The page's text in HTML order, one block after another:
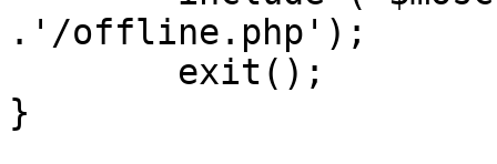
.'/offline.php');
}